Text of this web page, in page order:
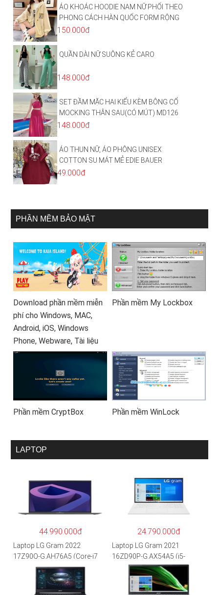
ÁO KHOÁC HOODIE NAM NỮ PHỐI THEO
PHONG CÁCH HÀN QUỐC FORM RỘNG
HÌNH THÊU SIÊU ĐẸP CỰC CHẤT LƯỢNG
150.000đ
QUẦN DÀI NỮ SUÔNG KẺ CARO
148.000đ
SET ĐẦM MẶC HAI KIỂU KÈM BÔNG CỔ
MOCKING THÂN SAU(CÓ MÚT) MD126
148.000đ
ÁO THUN NỮ, ÁO PHÔNG UNISEX
COTTON SU MÁT MẺ EDIE BAUER
49.000đ
PHẦN MỀM BẢO MẬT
Download phần mềm miễn
phí cho Windows, MAC,
Android, iOS, Windows
Phone, Webware, Tài liệu
Phần mềm My Lockbox
Phần mềm CryptBox Phần mềm WinLock
LAPTOP
44.990.000đ
Laptop LG Gram 2022
17Z90Q-G.AH76A5 (Core-i7
1260P/16GB/512GB/17″
WQXGA/Win 11/Xám)
24.790.000đ
Laptop LG Gram 2021
16ZD90P-G.AX54A5 (i5-
1135G7/8GB RAM/512GB
SSD/16″WQXGA/Dos/Trắng)